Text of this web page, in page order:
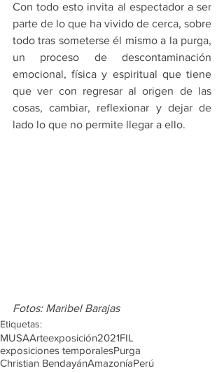
Con todo esto invita al espectador a ser
parte de lo que ha vivido de cerca, sobre
todo tras someterse él mismo a la purga,
un proceso de descontaminación
emocional, física y espiritual que tiene
que ver con regresar al origen de las
cosas, cambiar, reflexionar y dejar de
lado lo que no permite llegar a ello.
Fotos: Maribel Barajas
Etiquetas:
MUSAArteexposición2021FIL
exposiciones temporalesPurga
Christian BendayánAmazoníaPerú